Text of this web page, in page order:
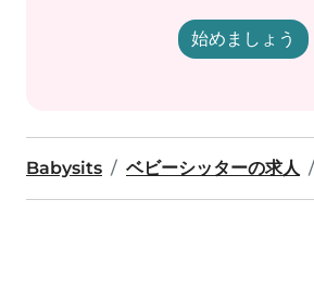
始めましょう
Babysits ベビーシッターの求人